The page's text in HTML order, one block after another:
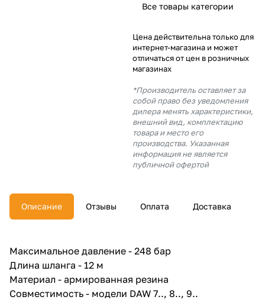
Все товары категории
Цена действительна только для
интернет-магазина и может
отличаться от цен в розничных
магазинах
*Производитель оставляет за
собой право без уведомления
дилера менять характеристики,
внешний вид, комплектацию
товара и место его
производства. Указанная
информация не является
публичной офертой
Описание Отзывы Оплата Доставка
Максимальное давление - 248 бар
Длина шланга - 12 м
Материал - армированная резина
Совместимость - модели DAW 7.., 8.., 9..
% будут
с вашей карты
plait.ru